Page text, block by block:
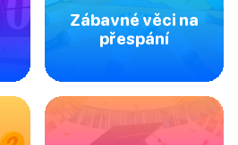
Zábavné věci na
přespání